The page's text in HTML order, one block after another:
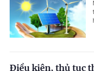
Điều kiện, thủ tục